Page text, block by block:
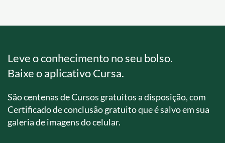
Leve o conhecimento no seu bolso.
Baixe o aplicativo Cursa.
São centenas de Cursos gratuitos a disposição, com
Certificado de conclusão gratuito que é salvo em sua
galeria de imagens do celular.